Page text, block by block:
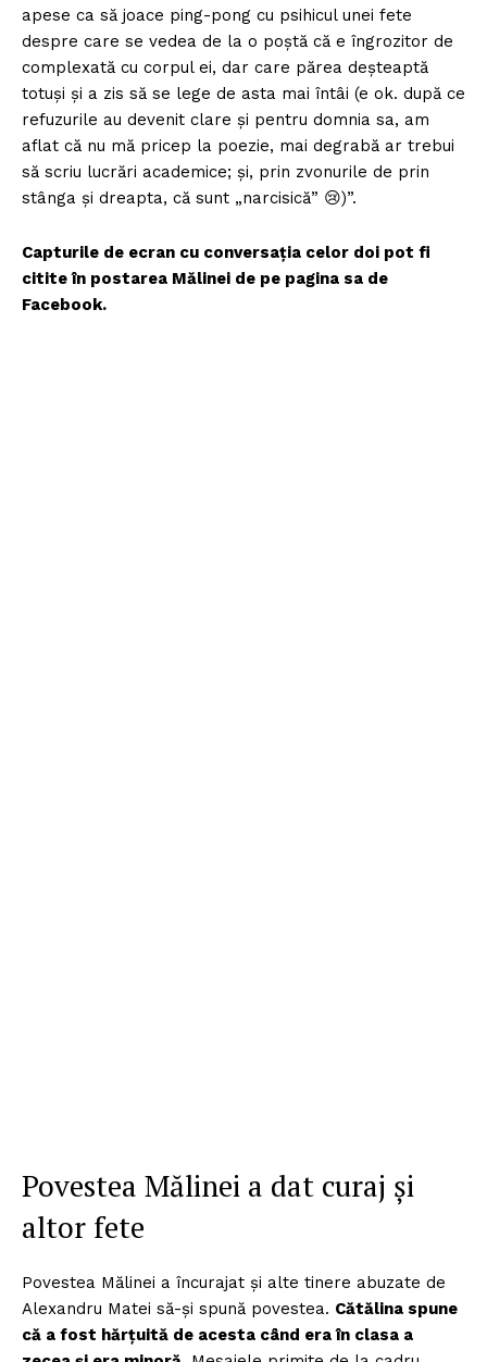
apese ca să joace ping-pong cu psihicul unei fete
despre care se vedea de la o poștă că e îngrozitor de
complexată cu corpul ei, dar care părea deșteaptă
totuși și a zis să se lege de asta mai întâi (e ok. după ce
refuzurile au devenit clare și pentru domnia sa, am
aflat că nu mă pricep la poezie, mai degrabă ar trebui
să scriu lucrări academice; și, prin zvonurile de prin
stânga și dreapta, că sunt „narcisică” 😢)”.
Capturile de ecran cu conversația celor doi pot fi
citite în postarea Mălinei de pe pagina sa de
Facebook.
Povestea Mălinei a dat curaj și
altor fete
Povestea Mălinei a încurajat și alte tinere abuzate de
Alexandru Matei să-și spună povestea. Cătălina spune
că a fost hărțuită de acesta când era în clasa a